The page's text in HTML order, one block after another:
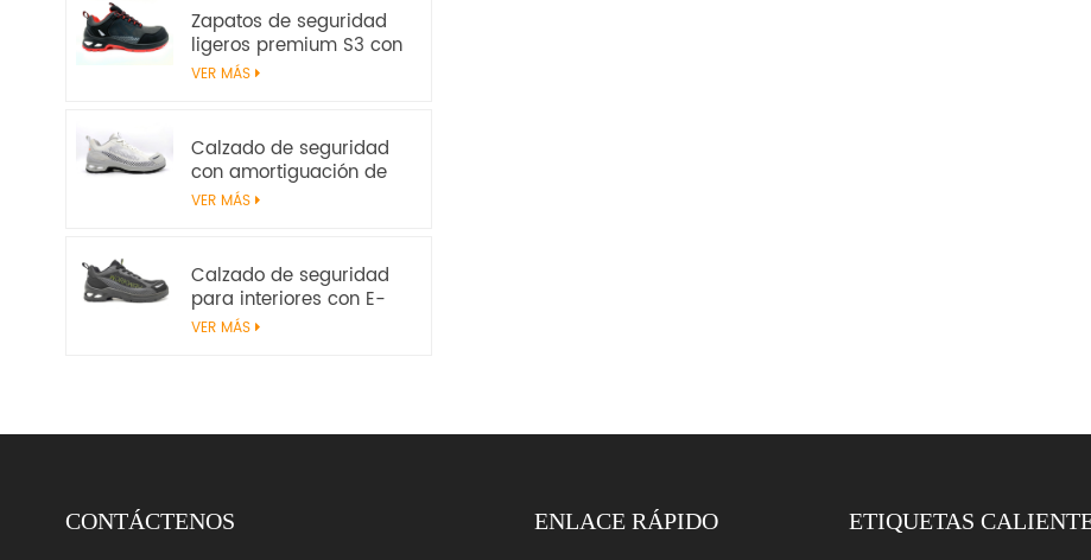
Zapatos de seguridad
ligeros premium S3 con
parte superior de
| Workway Footwear
VER MÁS
Calzado de seguridad
con amortiguación de
E-TPU | Sin metal S1PS
VER MÁS
Calzado de seguridad
para interiores con E-
TPU Energy Return | S1PS
VER MÁS
CONTÁCTENOS ENLACE RÁPIDO ETIQUETAS